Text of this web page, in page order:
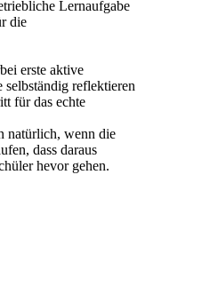
Lernaufgabe
die
erste aktive
reflektieren
für das echte
natürlich, wenn die
dass daraus
hevor gehen.